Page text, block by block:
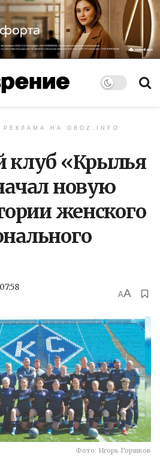
НА OBOZ.INFO
клуб «Крылья
новую
женского
AA
Фото: Игорь Горшков